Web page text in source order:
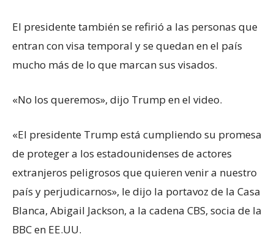
El presidente también se refirió a las personas que
entran con visa temporal y se quedan en el país
mucho más de lo que marcan sus visados.
«No los queremos», dijo Trump en el video.
«El presidente Trump está cumpliendo su promesa
de proteger a los estadounidenses de actores
extranjeros peligrosos que quieren venir a nuestro
país y perjudicarnos», le dijo la portavoz de la Casa
Blanca, Abigail Jackson, a la cadena CBS, socia de la
BBC en EE.UU.